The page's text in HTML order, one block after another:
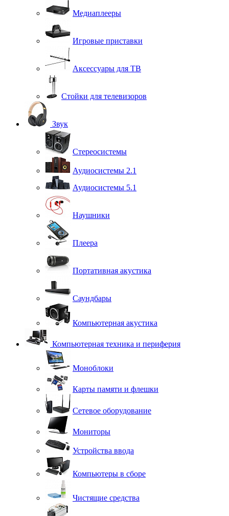
Медиаплееры
Игровые приставки
Аксессуары для ТВ
Стойки для телевизоров
Звук
Стереосистемы
Аудиосистемы 2.1
Аудиосистемы 5.1
Наушники
Плеера
Портативная акустика
Саундбары
Компьютерная акустика
Компьютерная техника и периферия
Моноблоки
Карты памяти и флешки
Сетевое оборудование
Мониторы
Устройства ввода
Компьютеры в сборе
Чистящие средства